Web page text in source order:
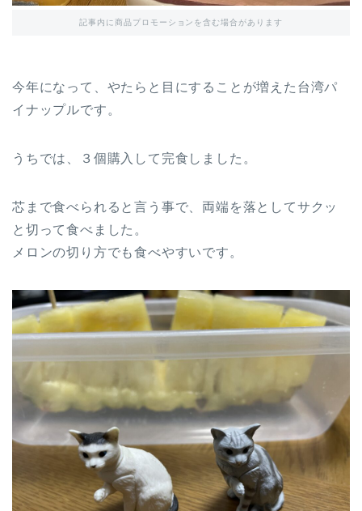
記事内に商品プロモーションを含む場合があります
今年になって、やたらと目にすることが増えた台湾パ
イナップルです。
うちでは、３個購入して完食しました。
芯まで食べられると言う事で、両端を落としてサクッ
と切って食べました。
メロンの切り方でも食べやすいです。